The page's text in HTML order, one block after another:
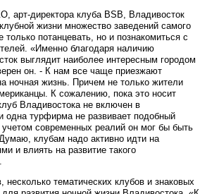
директора клуба BSB, Владивосток
жизни множество заведений самого
потанцевать, но и познакомиться с
«Именно благодаря наличию
выглядит наиболее интересным городом
он. - К нам все чаще приезжают
ночная жизнь. Причем не только жители
К сожалению, пока это носит
Владивостока не включен в
одна турфирма не развивает подобный
учетом современных реалий он мог бы быть
клубам надо активно идти на
и влиять на развитие такого
тематических клубов и знаковых